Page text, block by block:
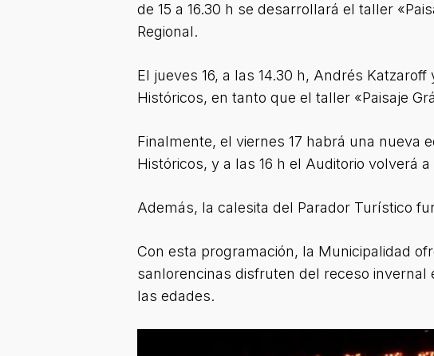
de 15 a 16.30 h se desarrollará el taller
Regional.
El jueves 16, a las 14.30 h, Andrés
Históricos, en tanto que el taller «Paisaje
Finalmente, el viernes 17 habrá una nueva
Históricos, y a las 16 h el Auditorio volverá
Además, la calesita del Parador Turístico
Con esta programación, la Municipalidad
sanlorencinas disfruten del receso
las edades.